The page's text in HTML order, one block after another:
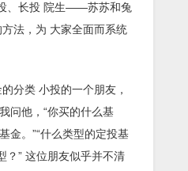
、长投 院生——苏苏和兔
方法，为 大家全面而系统
分类 小投的一个朋友，
问他，“你买的什么基
金。”“什么类型的定投基
？” 这位朋友似乎并不清